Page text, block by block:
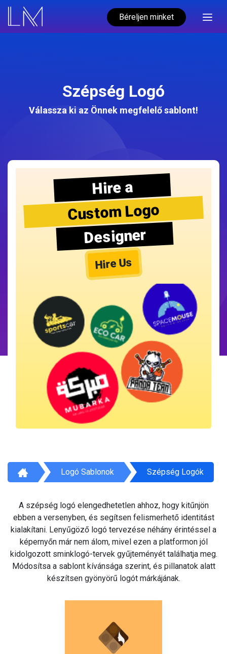
Béreljen minket
Szépség Logó
Válassza ki az Önnek megfelelő sablont!
Hire a
Custom Logo
Designer
Hire Us
Logó Sablonok Szépség Logók
A szépség logó elengedhetetlen ahhoz, hogy kitűnjön
ebben a versenyben, és segítsen felismerhető identitást
kialakítani. Lenyűgöző logó tervezése néhány érintéssel a
képernyőn már nem álom, mivel ezen a platformon jól
kidolgozott sminklogó-tervek gyűjteményét találhatja meg.
Módosítsa a sablont kívánsága szerint, és pillanatok alatt
készítsen gyönyörű logót márkájának.